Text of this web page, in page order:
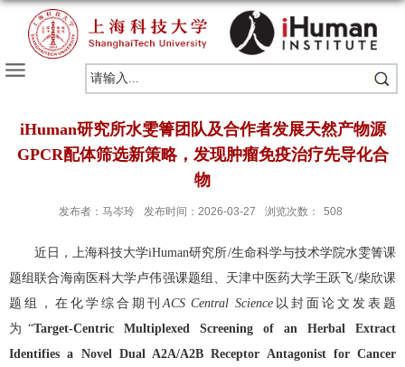
iHuman研究所水雯箐团队及合作者发展天然产物源
GPCR配体筛选新策略，发现肿瘤免疫治疗先导化合
物
发布者：马岑玲 发布时间：2026-03-27 浏览次数： 508
近日，上海科技大学iHuman研究所/生命科学与技术学院水雯箐课
题组联合海南医科大学卢伟强课题组、天津中医药大学王跃飞/柴欣课
题组，在化学综合期刊ACS Central Science 以封面论文发表题
为“Target-Centric Multiplexed Screening of an Herbal Extract
Identifies a Novel Dual A2A/A2B Receptor Antagonist for Cancer